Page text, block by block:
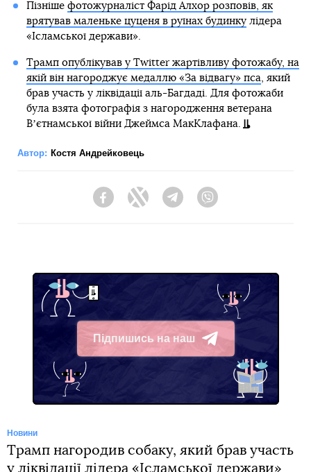
Пізніше фотожурналіст Фарід Алхор розповів, як
врятував маленьке цуценя в руїнах будинкулідера
«Ісламської держави».
Трамп опублікував у Twitter жартівливу фотожабу, на
якій він нагороджує медаллю «За відвагу» пса, який
брав участь у ліквідації аль-Багдаді. Для фотожаби
була взята фотографія з нагородження ветерана
Вʼєтнамської війни Джеймса МакКлафана.
Автор: Костя Андрейковець
FacebookTwitter Telegram
Підпишись на наш
Telegram
Новини
Трамп нагородив собаку, який брав участь
у ліквідації лідера «Ісламської держави»